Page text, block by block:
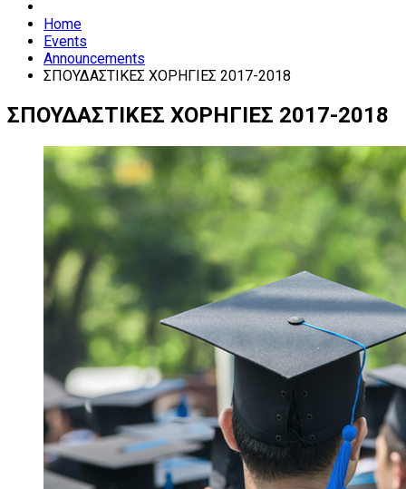
Home
Events
Announcements
ΣΠΟΥΔΑΣΤΙΚΕΣ ΧΟΡΗΓΙΕΣ 2017-2018
ΣΠΟΥΔΑΣΤΙΚΕΣ ΧΟΡΗΓΙΕΣ 2017-2018